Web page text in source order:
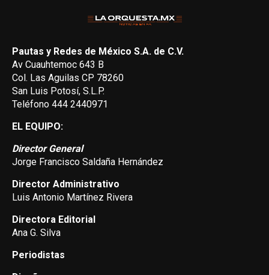
Pautas y Redes de México S.A. de C.V.
Av Cuauhtemoc 643 B
Col. Las Aguilas CP 78260
San Luis Potosí, S.L.P.
Teléfono 444 2440971
EL EQUIPO:
Director General
Jorge Francisco Saldaña Hernández
Director Administrativo
Luis Antonio Martínez Rivera
Directora Editorial
Ana G. Silva
Periodistas